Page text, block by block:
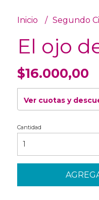
Inicio Segundo
El ojo
$16.000,00
Ver cuotas y
Cantidad